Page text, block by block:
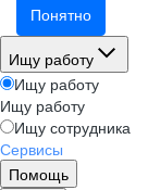
Понятно
Ищу работу
Ищу работу
Ищу работу
Ищу сотрудника
Сервисы
Помощь